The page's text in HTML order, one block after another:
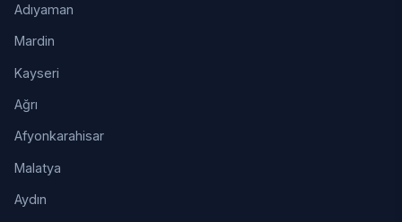
Adıyaman
Mardin
Kayseri
Ağrı
Afyonkarahisar
Malatya
Aydın